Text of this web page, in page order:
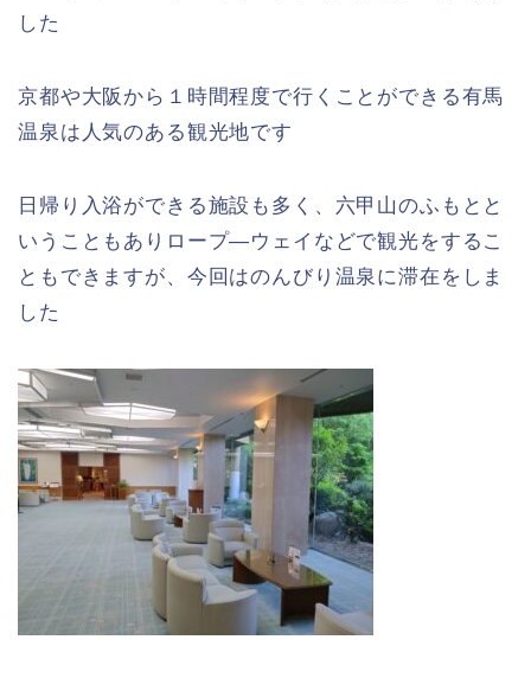
した
京都や大阪から１時間程度で行くことができる有馬
温泉は人気のある観光地です
日帰り入浴ができる施設も多く、六甲山のふもとと
いうこともありロープ―ウェイなどで観光をするこ
ともできますが、今回はのんびり温泉に滞在をしま
した